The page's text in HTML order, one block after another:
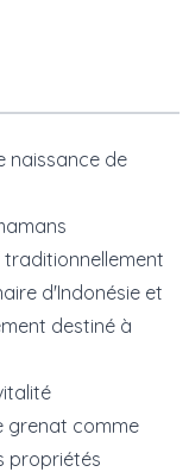
naissance de
d'Indonésie et
destiné à
grenat comme
propriétés